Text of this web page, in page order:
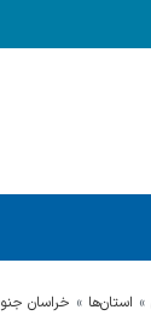
استان‌ها خراسان